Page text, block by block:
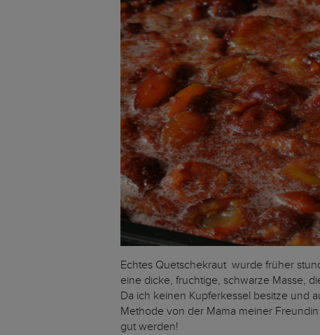
Echtes Quetschekraut wurde früher
eine dicke, fruchtige, schwarze Masse,
Da ich keinen Kupferkessel besitze und
Methode von der Mama meiner
gut werden!